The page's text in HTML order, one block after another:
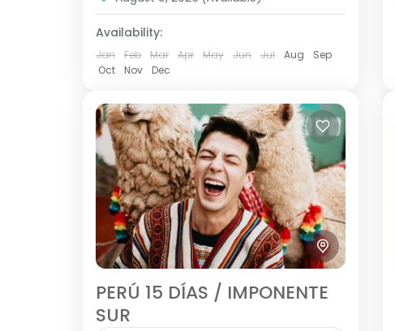
Availability:
Jan Feb Mar Apr May Jun Jul Aug
Sep
Oct
Nov Dec
PERÚ 15 DÍAS / IMPONENTE
SUR